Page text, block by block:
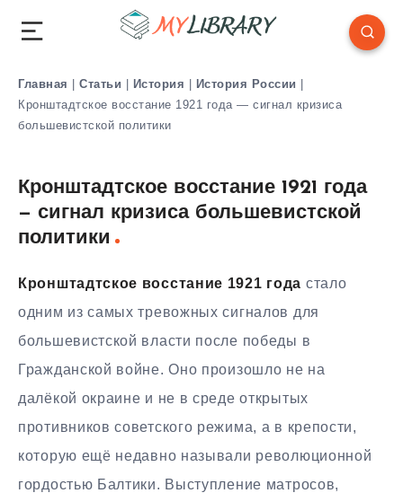
Главная | Статьи | История | История России |
Кронштадтское восстание 1921 года — сигнал кризиса
большевистской политики
Кронштадтское восстание 1921 года
— сигнал кризиса большевистской
политики
Кронштадтское восстание 1921 года стало
одним из самых тревожных сигналов для
большевистской власти после победы в
Гражданской войне. Оно произошло не на
далёкой окраине и не в среде открытых
противников советского режима, а в крепости,
которую ещё недавно называли революционной
гордостью Балтики. Выступление матросов,